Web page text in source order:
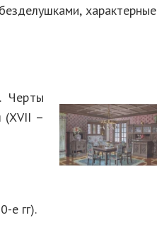
характерные
Черты
(XVII –
е гг).